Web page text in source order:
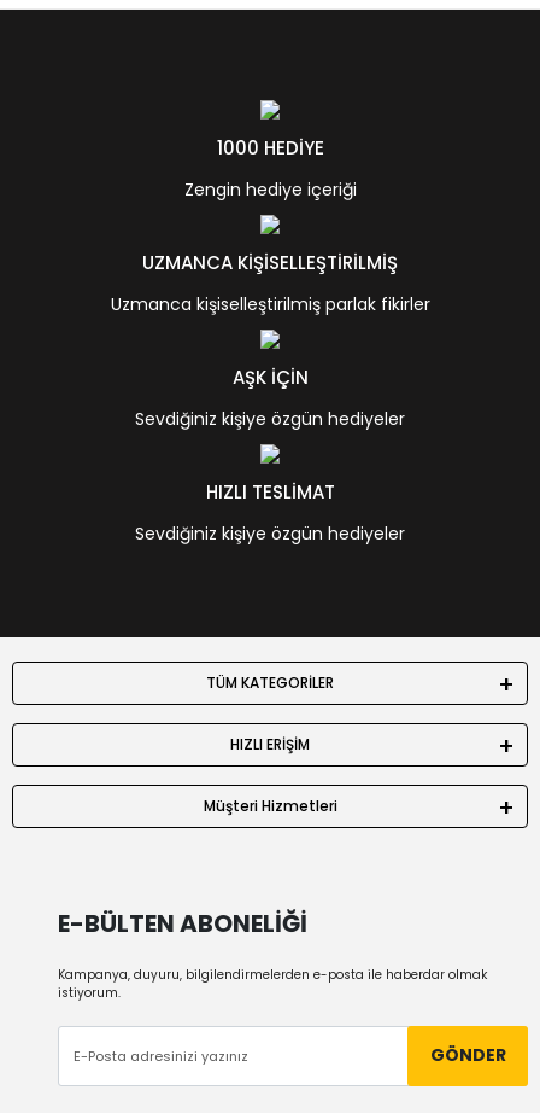
1000 HEDİYE
Zengin hediye içeriği
UZMANCA KİŞİSELLEŞTİRİLMİŞ
Uzmanca kişiselleştirilmiş parlak fikirler
AŞK İÇİN
Sevdiğiniz kişiye özgün hediyeler
HIZLI TESLİMAT
Sevdiğiniz kişiye özgün hediyeler
TÜM KATEGORİLER
HIZLI ERİŞİM
Müşteri Hizmetleri
E-BÜLTEN ABONELİĞİ
Kampanya, duyuru, bilgilendirmelerden e-posta ile haberdar olmak
istiyorum.
GÖNDER